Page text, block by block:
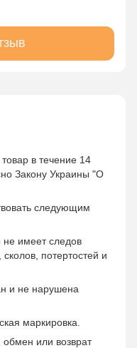
в течение 14
Закону Украины "О
следующим
не имеет следов
потертостей и
и не нарушена
маркировка.
обмен или возврат